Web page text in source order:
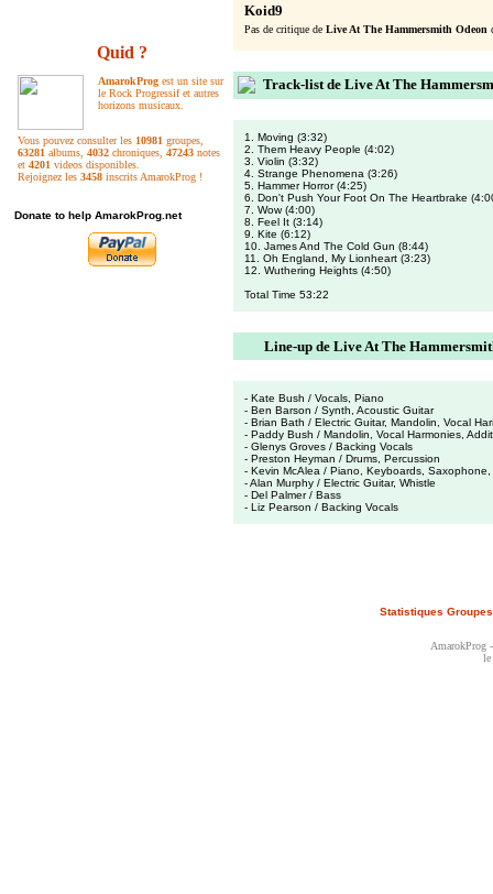
Quid ?
AmarokProg est un site sur
le Rock Progressif et autres
horizons musicaux.
Vous pouvez consulter les 10981 groupes,
63281 albums, 4032 chroniques, 47243 notes
et 4201 videos disponibles.
Rejoignez les 3458 inscrits AmarokProg !
Donate to help AmarokProg.net
Koid9
Pas de critique de Live At The Hammersmith Odeon
Track-list de Live At The
1. Moving (3:32)
2. Them Heavy People (4:02)
3. Violin (3:32)
4. Strange Phenomena (3:26)
5. Hammer Horror (4:25)
6. Don't Push Your Foot On The Heartbrake
7. Wow (4:00)
8. Feel It (3:14)
9. Kite (6:12)
10. James And The Cold Gun (8:44)
11. Oh England, My Lionheart (3:23)
12. Wuthering Heights (4:50)
Total Time 53:22
Line-up de Live At The
- Kate Bush / Vocals, Piano
- Ben Barson / Synth, Acoustic Guitar
- Brian Bath / Electric Guitar, Mandolin, Vocal
- Paddy Bush / Mandolin, Vocal Harmonies,
- Glenys Groves / Backing Vocals
- Preston Heyman / Drums, Percussion
- Kevin McAlea / Piano, Keyboards,
- Alan Murphy / Electric Guitar, Whistle
- Del Palmer / Bass
- Liz Pearson / Backing Vocals
Statistiques Groupes
AmarokProg
le